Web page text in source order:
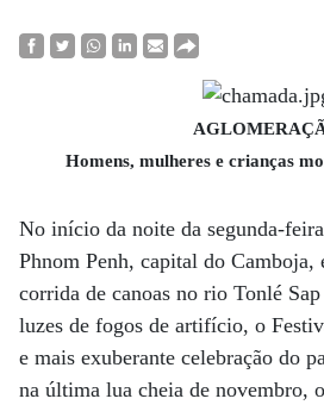
Homens, mulheres e crianças
No início da noite da segunda-
Phnom Penh, capital do Camboja,
corrida de canoas no rio Tonlé
luzes de fogos de artifício, o
e mais exuberante celebração do
na última lua cheia de novembro,